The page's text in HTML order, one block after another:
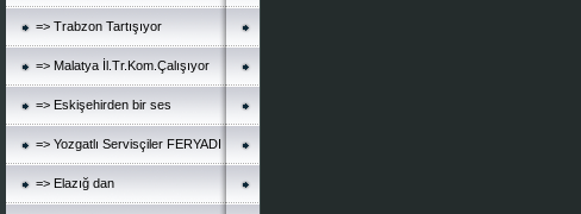
=> Trabzon Tartışıyor
=> Malatya İl.Tr.Kom.Çalışıyor
=> Eskişehirden bir ses
=> Yozgatlı Servisçiler FERYADI
=> Elazığ dan